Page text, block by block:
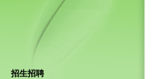
招生招聘